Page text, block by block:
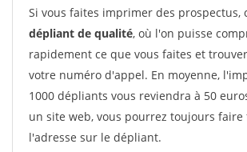
Si vous faites imprimer des prospectus,
dépliant de qualité, où l'on puisse
rapidement ce que vous faites et
votre numéro d'appel. En moyenne,
1000 dépliants vous reviendra à 50
un site web, vous pourrez toujours
l'adresse sur le dépliant.